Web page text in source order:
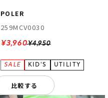
POLER
259MCV0030
¥4,950
¥3,960
比較する